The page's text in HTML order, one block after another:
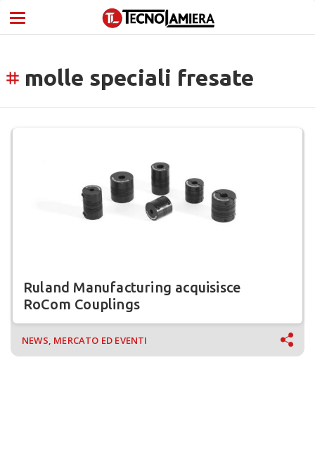
tag molle speciali fresate
Ruland Manufacturing acquisisce
RoCom Couplings
NEWS, MERCATO ED EVENTI